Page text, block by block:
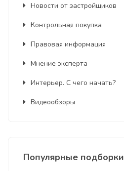
Новости от застройщиков
Контрольная покупка
Правовая информация
Мнение эксперта
Интерьер. С чего начать?
Видеообзоры
Популярные подборки